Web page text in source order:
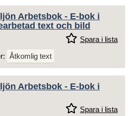
Arbetsbok - E-bok i
text och bild
Spara i lista
Åtkomlig text
Arbetsbok - E-bok i
Spara i lista